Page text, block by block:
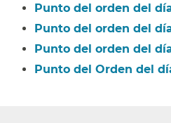
Punto del orden del
Punto del orden del
Punto del orden del
Punto del Orden del